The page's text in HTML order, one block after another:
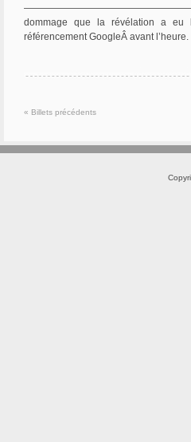
————————————————————
dommage que la révélation a
référencement GoogleÂ avant l’heure.
« Billets précédents